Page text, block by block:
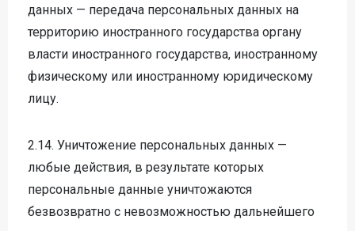
данных — передача персональных данных на
территорию иностранного государства органу
власти иностранного государства, иностранному
физическому или иностранному юридическому
лицу.
2.14. Уничтожение персональных данных —
любые действия, в результате которых
персональные данные уничтожаются
безвозвратно с невозможностью дальнейшего